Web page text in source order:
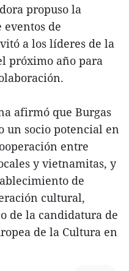
propuso la
de
a los líderes de la
próximo año para
afirmó que Burgas
un socio potencial en
entre
y vietnamitas, y
de
cultural,
de la candidatura de
de la Cultura en